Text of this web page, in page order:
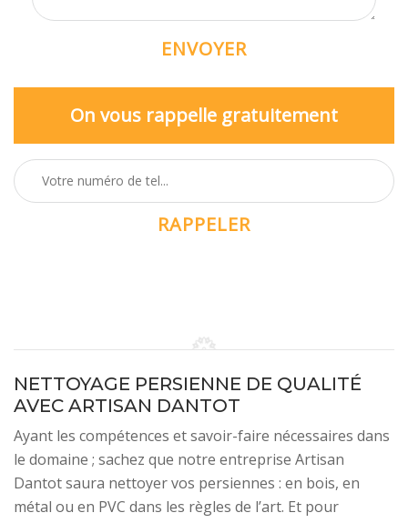
On vous rappelle gratuitement
NETTOYAGE PERSIENNE DE QUALITÉ
AVEC ARTISAN DANTOT
Ayant les compétences et savoir-faire nécessaires dans
le domaine ; sachez que notre entreprise Artisan
Dantot saura nettoyer vos persiennes : en bois, en
métal ou en PVC dans les règles de l’art. Et pour